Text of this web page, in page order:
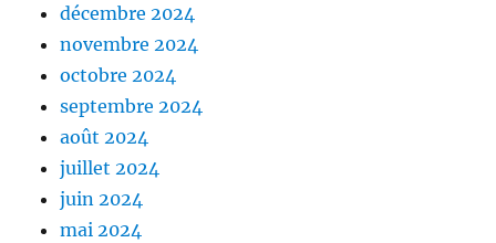
décembre 2024
novembre 2024
octobre 2024
septembre 2024
août 2024
juillet 2024
juin 2024
mai 2024